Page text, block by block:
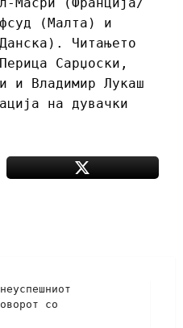
(Малта) и
Читањето
Сарџоски,
и Владимир Лукаш
на дувачки
со